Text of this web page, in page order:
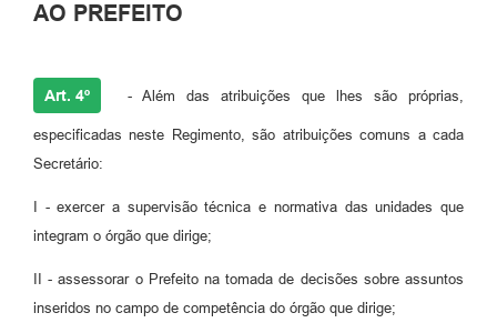
AO PREFEITO
Art. 4º - Além das atribuições que lhes são próprias,
especificadas neste Regimento, são atribuições comuns a cada
Secretário:
I - exercer a supervisão técnica e normativa das unidades que
integram o órgão que dirige;
II - assessorar o Prefeito na tomada de decisões sobre assuntos
inseridos no campo de competência do órgão que dirige;